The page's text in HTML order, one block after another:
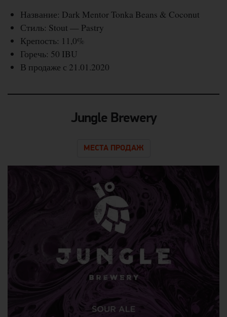
Название: Dark Mentor Tonka Beans & Coconut
Стиль: Stout — Pastry
Крепость: 11,0%
Горечь: 50 IBU
В продаже с 21.01.2020
Jungle Brewery
МЕСТА ПРОДАЖ